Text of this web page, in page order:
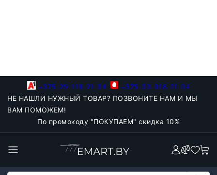
+375-29-118-21-34
+375-33-918-21-34
НЕ НАШЛИ НУЖНЫЙ ТОВАР? ПОЗВОНИТЕ НАМ И МЫ
ВАМ ПОМОЖЕМ!
По промокоду "ПОКУПАЕМ" скидка 10%